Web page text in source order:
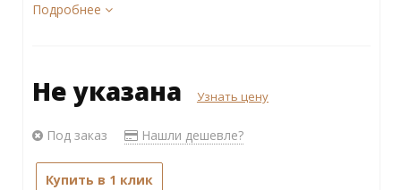
Подробнее
Не указана Узнать цену
Под заказ Нашли дешевле?
Купить в 1 клик